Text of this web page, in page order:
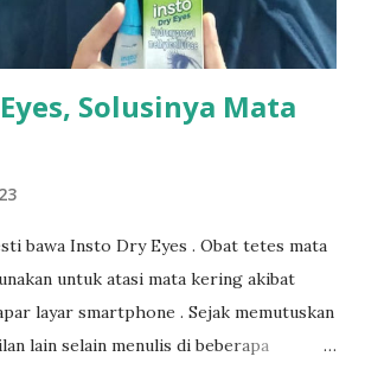
Solusinya Mata
bawa Insto Dry Eyes . Obat tetes mata
untuk atasi mata kering akibat
layar smartphone . Sejak memutuskan
lain selain menulis di beberapa